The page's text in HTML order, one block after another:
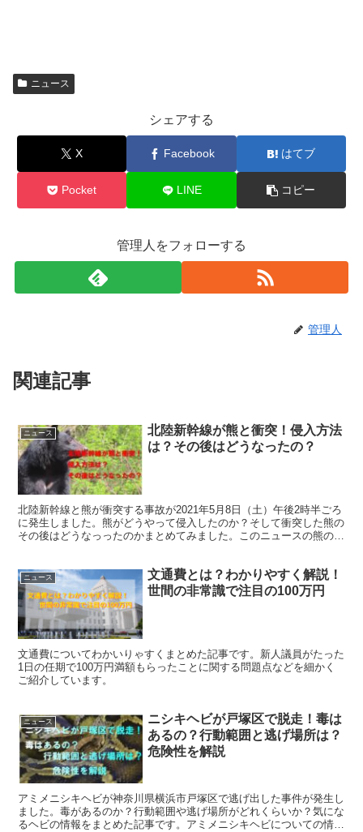
ニュース
シェアする
X Facebook はてブ
Pocket LINE コピー
管理人をフォローする
管理人
関連記事
ニュース
北陸新幹線が熊と衝突！侵入方法
は？その後はどうなったの？
北陸新幹線と熊が衝突する事故が2021年5月8日（土）午後2時半ごろ
に発生しました。熊がどうやって侵入したのか？そして衝突した熊の
その後はどうなっったのかまとめてみました。このニュースの熊の様
ニュース
文通費とは？わかりやすく解説！
世間の非常識で注目の100万円
文通費についてわかいりゃすくまとめた記事です。新人議員がたった
1日の任期で100万円満額もらったことに関する問題点などを細かく
ご紹介しています。
ニュース
ニシキヘビが戸塚区で脱走！毒は
あるの？行動範囲と逃げ場所は？
危険性を解説
アミメニシキヘビが神奈川県横浜市戸塚区で逃げ出した事件が発生し
ました。毒があるのか？行動範囲や逃げ場所がどれくらいか？気にな
るヘビの情報をまとめた記事です。アミメニシキヘビについての情報